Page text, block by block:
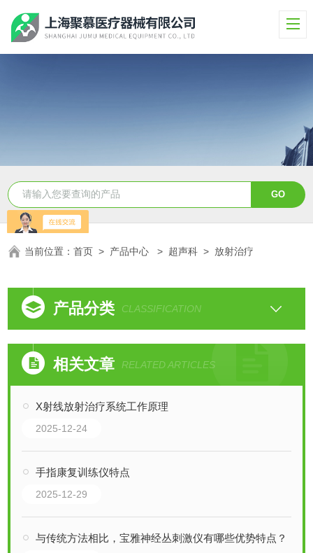
当前位置：首页 > 产品中心 > 超声科 > 放射治疗
产品分类 CLASSIFICATION
相关文章 RELATED ARTICLES
X射线放射治疗系统工作原理
2025-12-24
手指康复训练仪特点
2025-12-29
与传统方法相比，宝雅神经丛刺激仪有哪些优势特点？